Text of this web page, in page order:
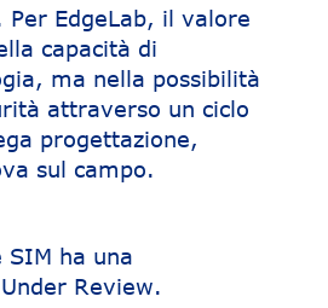
EdgeLab, il valore
capacità di
ma nella possibilità
attraverso un ciclo
progettazione,
sul campo.
ha una
Review.